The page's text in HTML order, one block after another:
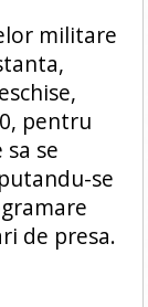
militare
pentru
se
se
de presa.